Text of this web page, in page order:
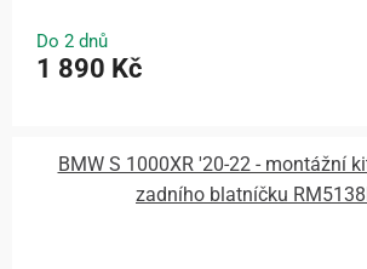
Do 2 dnů
1 890 Kč
BMW S 1000XR '20-22 - montážní
zadního blatníčku